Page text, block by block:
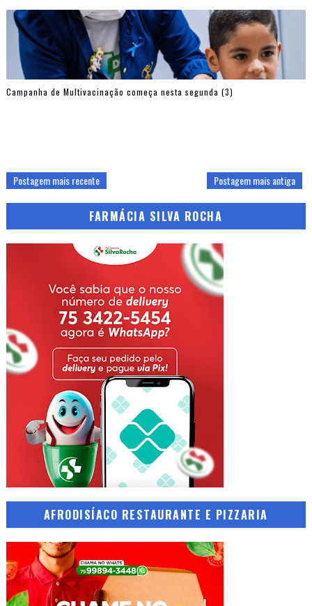
Campanha de Multivacinação começa nesta segunda (3)
Postagem mais recente Postagem mais antiga
FARMÁCIA SILVA ROCHA
AFRODISÍACO RESTAURANTE E PIZZARIA